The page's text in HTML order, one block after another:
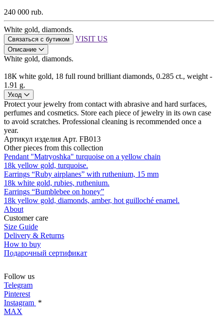
240 000 rub.
White gold, diamonds.
Связаться с бутиком VISIT US
Описание
White gold, diamonds.
18К white gold, 18 full round brilliant diamonds, 0.285 ct., weight -
1.91 g.
Уход
Protect your jewelry from contact with abrasive and hard surfaces,
perfumes and cosmetics. Store each piece of jewelry in its own case
to avoid scratches. Professional cleaning is recommended once a
year.
Артикул изделия Арт. FB013
Other pieces from this collection
Pendant "Matryoshka" turquoise on a yellow chain
18k yellow gold, turquoise.
Earrings “Ruby airplanes” with ruthenium, 15 mm
18k white gold, rubies, ruthenium.
Earrings “Bumblebee on honey”
18k yellow gold, diamonds, amber, hot guilloché enamel.
About
Customer care
Size Guide
Delivery & Returns
How to buy
Подарочный сертификат
Follow us
Telegram
Pinterest
Instagram *
MAX